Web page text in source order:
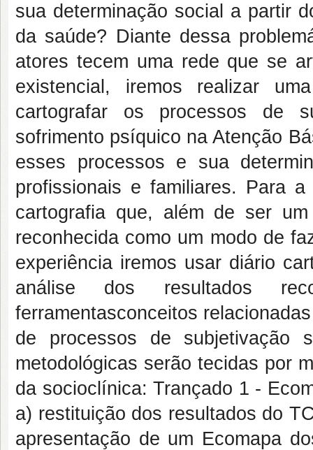
sua determinação social a partir
da saúde? Diante dessa
atores tecem uma rede que se
existencial, iremos realizar
cartografar os processos de
sofrimento psíquico na Atenção
esses processos e sua
profissionais e familiares. Para
cartografia que, além de ser
reconhecida como um modo de
experiência iremos usar diário
análise dos resultados
ferramentasconceitos
de processos de subjetivação
metodológicas serão tecidas por
da socioclínica: Trançado 1 -
a) restituição dos resultados do
apresentação de um Ecomapa